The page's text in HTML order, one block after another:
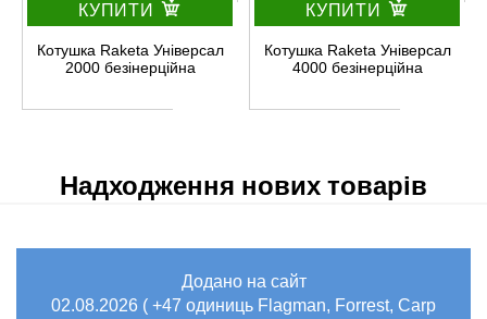
КУПИТИ
Котушка Raketa Універсал
2000 безінерційна
КУПИТИ
Котушка Raketa Універсал
4000 безінерційна
Надходження нових товарів
Додано на сайт
02.08.2026 ( +47 одиниць Flagman, Forrest, Carp